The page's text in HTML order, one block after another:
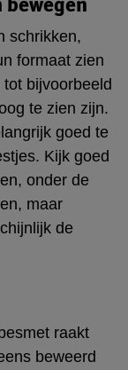
schrikken,
formaat zien
bijvoorbeeld
te zien zijn.
goed te
Kijk goed
onder de
maar
de
raakt
beweerd